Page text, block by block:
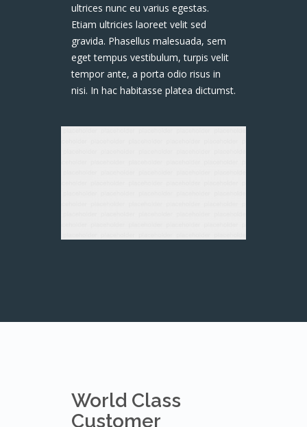
ultrices nunc eu varius egestas.
Etiam ultricies laoreet velit sed
gravida. Phasellus malesuada, sem
eget tempus vestibulum, turpis velit
tempor ante, a porta odio risus in
nisi. In hac habitasse platea dictumst.
World Class
Customer